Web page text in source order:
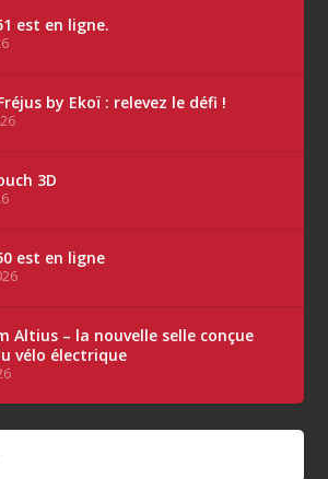
est en ligne.
by Ekoï : relevez le défi !
3D
est en ligne
Altius – la nouvelle selle conçue
vélo électrique